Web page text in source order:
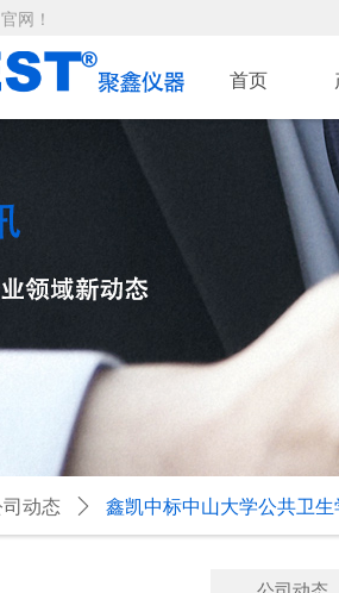
官网！
首页
司动态 ꄲ 鑫凯中标中山大学公共卫